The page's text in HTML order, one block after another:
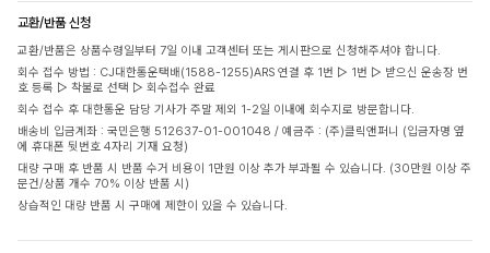
교환/반품 신청
교환/반품은 상품수령일부터 7일 이내 고객센터 또는 게시판으로 신청해주셔야 합니다.
회수 접수 방법 : CJ대한통운택배(1588-1255)ARS 연결 후 1번 ▷ 1번 ▷ 받으신 운송장 번
호 등록 ▷ 착불로 선택 ▷ 회수접수 완료
회수 접수 후 대한통운 담당 기사가 주말 제외 1-2일 이내에 회수지로 방문합니다.
배송비 입금계좌 : 국민은행 512637-01-001048 / 예금주 : (주)클릭앤퍼니 (입금자명 옆
에 휴대폰 뒷번호 4자리 기재 요청)
대량 구매 후 반품 시 반품 수거 비용이 1만원 이상 추가 부과될 수 있습니다. (30만원 이상 주
문건/상품 개수 70% 이상 반품 시)
상습적인 대량 반품 시 구매에 제한이 있을 수 있습니다.